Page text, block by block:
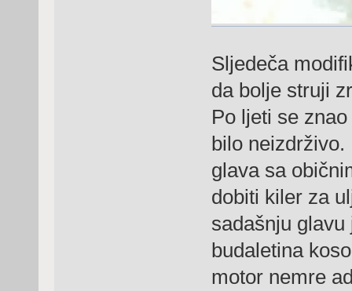
Sljedeča
da bolje struji
Po ljeti se
bilo neizdrživo.
glava sa
dobiti kiler za
sadašnju
budaletina
motor nemre